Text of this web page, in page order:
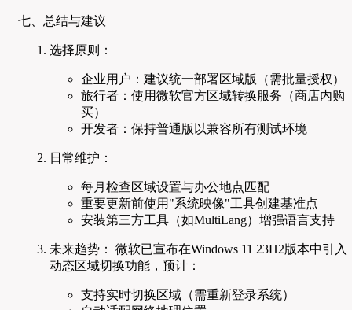
七、总结与建议
选择原则：
企业用户：建议统一部署区域版（需批量授权）
旅行者：使用微软官方区域转换服务（商店内购
买）
开发者：保持普通版以兼容所有测试环境
日常维护：
每月检查区域设置与办公地点匹配
重要更新前使用"系统映像"工具创建基准点
安装第三方工具（如MultiLang）增强语言支持
未来趋势： 微软已宣布在Windows 11 23H2版本中引入
动态区域切换功能，预计：
支持实时切换区域（需重新登录系统）